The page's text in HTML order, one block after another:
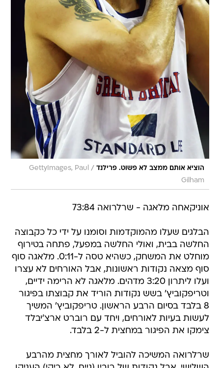
הוציא אותם ממצב לא פשוט. פרילנד /
GettyImages, Paul
Gilham
אוניקאחה מלאגה - שרלרואה 73:84
הבלגים שעלו מהמוקדמות וסומנו על ידי כל כקבוצה
החלשה בבית, ואולי החלשה במפעל, פתחה בטירוף
מוחלט את המשחק, כשהיא טסה ל-0:11. מלאגה סוף
סוף מצאה נקודות ראשונות, אבל האורחים לא עצרו
ועלו ליתרון 3:20 מדהים. מלאגה לא הרימה ידיים,
וטריפקוביץ' בשש נקודות הוריד את קבוצתו בפיגור
8 בלבד בסיום הרבע הראשון. טריפקוביץ' המשיך
לעשות בעיות לאורחים, ויחד עם רוברט ארצ'יבלד
צימקו את הפיגור במחצית ל-2 בלבד.
שרלרואה המשיכה להוביל לאורך מחצית מהרבע